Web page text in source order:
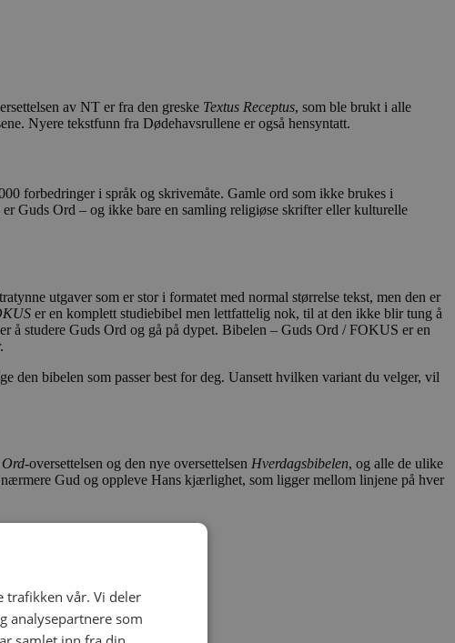
av NT er fra den greske Textus Receptus, som ble brukt i alle
Nyere tekstfunn fra Dødehavsrullene er også hensyntatt.
forbedringer i språk og skrivemåte. Gamle ord som ikke brukes i
Guds Ord – og ikke bare en samling religiøse skrifter eller kulturelle
utgaver som er stor i formatet med normal størrelse tekst, men den er
er en komplett studiebibel men lettfattelig nok, til at den ikke blir tung å
å studere Guds Ord og gå på dypet. Bibelen – Guds Ord / FOKUS er en
den bibelen som passer best for deg. Uansett hvilken variant du velger, vil
Ord-oversettelsen og den nye oversettelsen Hverdagsbibelen, og alle de ulike
Gud og oppleve Hans kjærlighet, som ligger mellom linjene på hver
trafikken vår. Vi deler
analysepartnere som